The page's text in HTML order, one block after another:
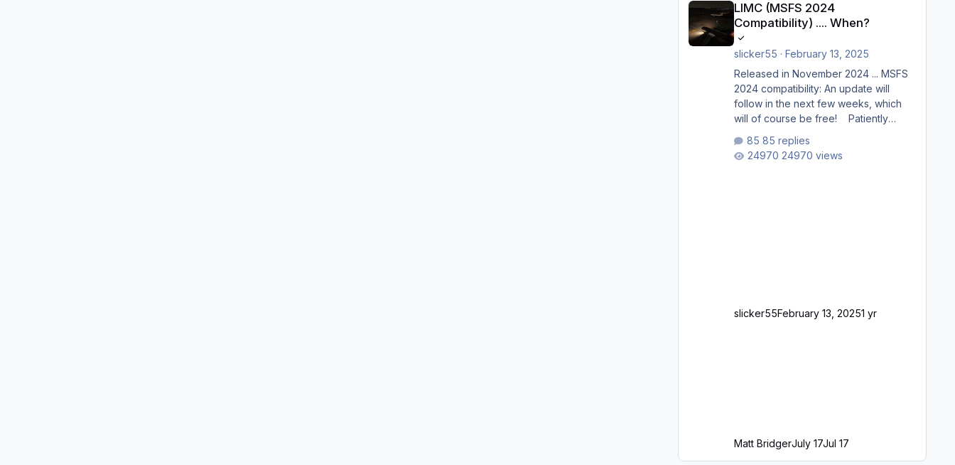
LIMC (MSFS 2024
Compatibility) .... When?
slicker55 · February 13, 2025
Released in November 2024 ... MSFS
2024 compatibility: An update will
follow in the next few weeks, which
will of course be free! Patiently
longer please?
85 replies
24970 views
slicker55February 13, 20251 yr
Matt BridgerJuly 17Jul 17